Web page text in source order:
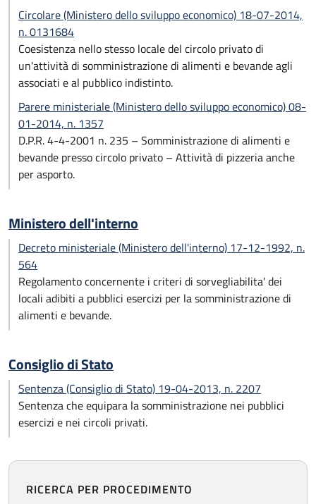
Circolare (Ministero dello sviluppo economico) 18-07-2014,
n. 0131684
Coesistenza nello stesso locale del circolo privato di
un'attività di somministrazione di alimenti e bevande agli
associati e al pubblico indistinto.
Parere ministeriale (Ministero dello sviluppo economico) 08-
01-2014, n. 1357
D.P.R. 4-4-2001 n. 235 – Somministrazione di alimenti e
bevande presso circolo privato – Attività di pizzeria anche
per asporto.
Ministero dell'interno
Decreto ministeriale (Ministero dell'interno) 17-12-1992, n.
564
Regolamento concernente i criteri di sorvegliabilita' dei
locali adibiti a pubblici esercizi per la somministrazione di
alimenti e bevande.
Consiglio di Stato
Sentenza (Consiglio di Stato) 19-04-2013, n. 2207
Sentenza che equipara la somministrazione nei pubblici
esercizi e nei circoli privati.
RICERCA PER PROCEDIMENTO